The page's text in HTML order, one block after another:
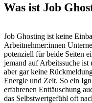
Was ist Job
Job Ghosting ist keine
Arbeitnehmer:innen
potenziell für beide Seiten
jemand auf Arbeitssuche
aber gar keine
Energie und Zeit. So ein
erfahrenen Enttäuschung
das Selbstwertgefühl oft